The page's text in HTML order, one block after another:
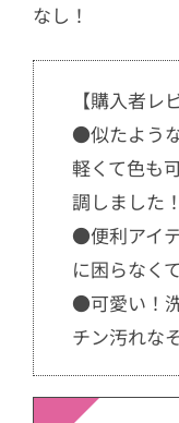
なし！
【購入者レ
●似たよう
軽くて色も
調しました
●便利アイ
に困らなく
●可愛い！
チン汚れな